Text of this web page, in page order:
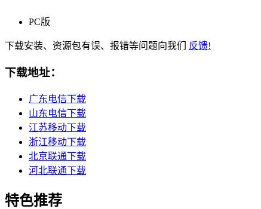
PC版
下载安装、资源包有误、报错等问题向我们 反馈!
下载地址：
广东电信下载
山东电信下载
江苏移动下载
浙江移动下载
北京联通下载
河北联通下载
特色推荐